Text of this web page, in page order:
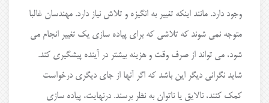
وجود دارد. مانند اینکه تغییر به انگیزه و تلاش نیاز دارد. مهندسان غالبا
متوجه نمی شوند که تلاشی که برای پیاده سازی یک تغییر انجام می
شود، می تواند از صرف وقت و هزینه بیشتر در آینده پیشگیری کند.
شاید نگرانی دیگر این باشد که اگر آنها از جای دیگری درخواست
کمک کنند، نالایق یا ناتوان به نظر برسند. درنهایت، پیاده سازی